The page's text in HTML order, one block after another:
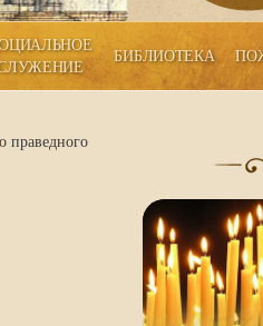
БИБЛИОТЕКА
праведного